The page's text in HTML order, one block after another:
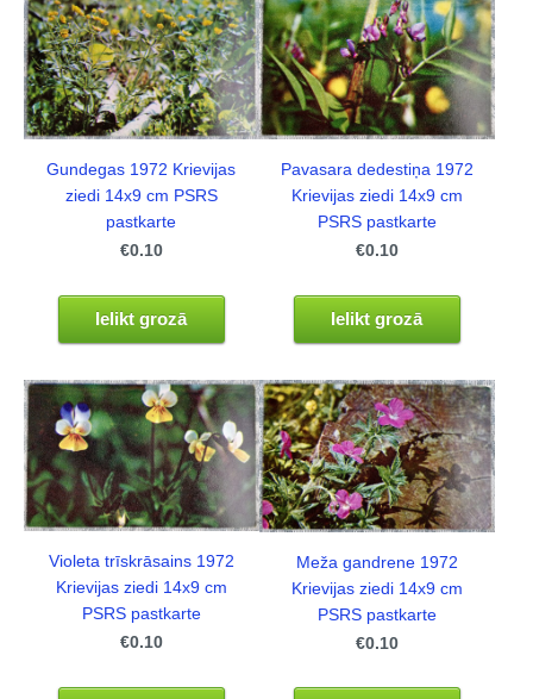
Gundegas 1972 Krievijas
ziedi 14x9 cm PSRS
pastkarte
€0.10
Ielikt grozā
Pavasara dedestiņa 1972
Krievijas ziedi 14x9 cm
PSRS pastkarte
€0.10
Ielikt grozā
Violeta trīskrāsains 1972
Krievijas ziedi 14x9 cm
PSRS pastkarte
€0.10
Meža gandrene 1972
Krievijas ziedi 14x9 cm
PSRS pastkarte
€0.10